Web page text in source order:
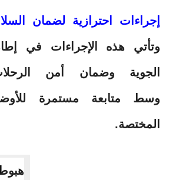
‏إجراءات احترازية لضمان
‏وتأتي هذه الإجراءات في
الجوية وضمان أمن
وسط متابعة مستمرة
المختصة.